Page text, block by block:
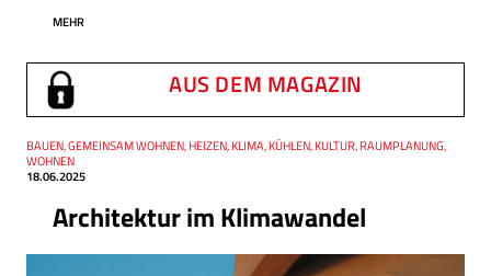
MEHR
AUS DEM MAGAZIN
Architektur im Klimawandel
Thema
BAUEN, GEMEINSAM WOHNEN, HEIZEN, KLIMA, KÜHLEN, KULTUR, RAUMPLANUNG,
WOHNEN
Datum
18.06.2025